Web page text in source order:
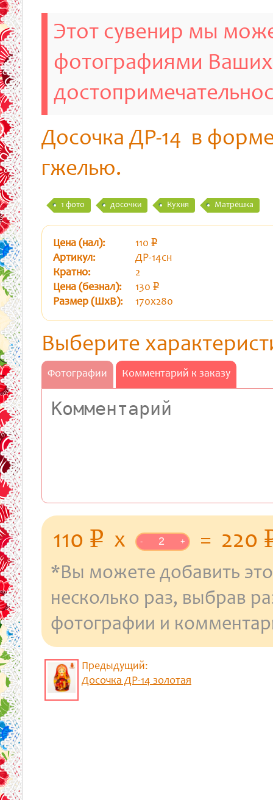
Этот сувенир мы
фотографиями Ваших
Досочка ДР-14 в
гжелью.
1 фото досочки Кухня Матрёшка
Цена (нал): 110 p
Артикул:
ДР-14сн
Кратно:
2
Цена (безнал):
130 p
Размер (ШхВ): 170х280
Выберите
Фотографии Комментарий к заказу
110 p уб.
x - + = 220
*Вы можете добавить
несколько раз, выбрав
фотографии и
Предыдущий:
Досочка ДР-14 золотая